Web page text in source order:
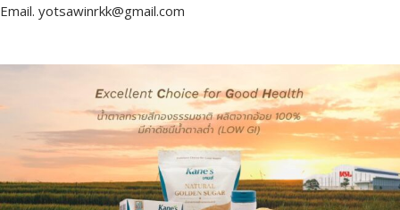
Email. yotsawinrkk@gmail.com